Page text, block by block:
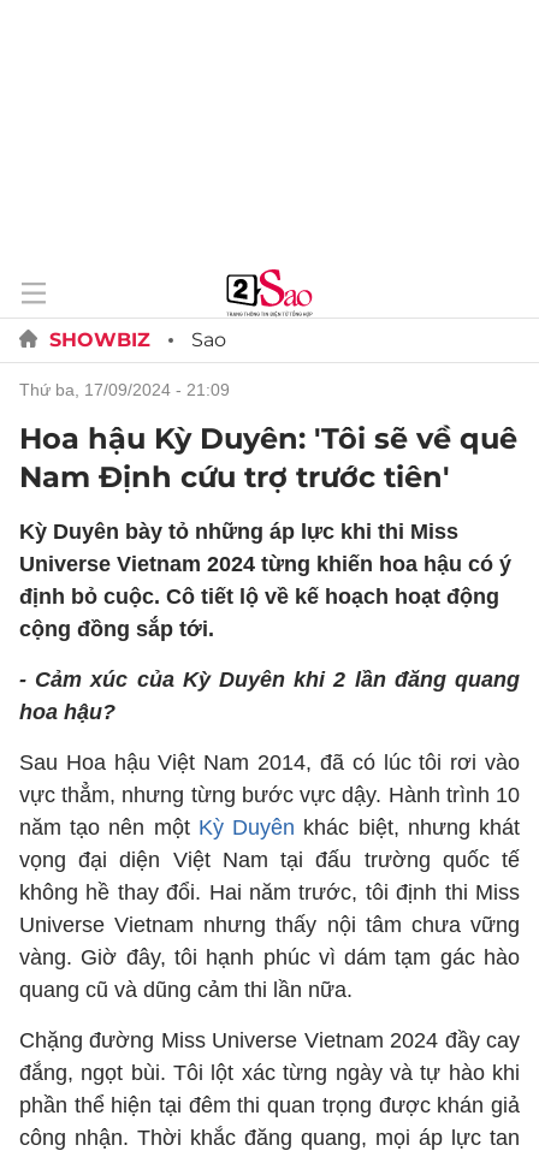
SHOWBIZ Sao
thứ ba, 17/09/2024 - 21:09
Hoa hậu Kỳ Duyên: 'Tôi sẽ về quê
Nam Định cứu trợ trước tiên'
Kỳ Duyên bày tỏ những áp lực khi thi Miss
Universe Vietnam 2024 từng khiến hoa hậu có ý
định bỏ cuộc. Cô tiết lộ về kế hoạch hoạt động
cộng đồng sắp tới.
- Cảm xúc của Kỳ Duyên khi 2 lần đăng quang
hoa hậu?
Sau Hoa hậu Việt Nam 2014, đã có lúc tôi rơi vào
vực thẳm, nhưng từng bước vực dậy. Hành trình 10
năm tạo nên một Kỳ Duyên khác biệt, nhưng khát
vọng đại diện Việt Nam tại đấu trường quốc tế
không hề thay đổi. Hai năm trước, tôi định thi Miss
Universe Vietnam nhưng thấy nội tâm chưa vững
vàng. Giờ đây, tôi hạnh phúc vì dám tạm gác hào
quang cũ và dũng cảm thi lần nữa.
Chặng đường Miss Universe Vietnam 2024 đầy cay
đắng, ngọt bùi. Tôi lột xác từng ngày và tự hào khi
phần thể hiện tại đêm thi quan trọng được khán giả
công nhận. Thời khắc đăng quang, mọi áp lực tan